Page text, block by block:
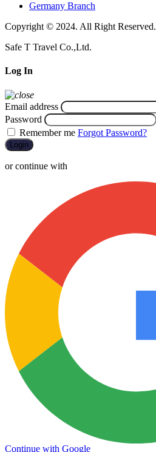
Germany Branch
Copyright © 2024. All Right Reserved.
Safe T Travel Co.,Ltd.
Log In
Email address
Password
Remember me Forgot Password?
Login
or continue with
Continue with Google